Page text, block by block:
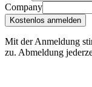
Company
Kostenlos anmelden
Mit der Anmeldung
zu. Abmeldung